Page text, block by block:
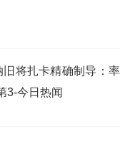
旧将扎卡精确制导：率
3-今日热闻